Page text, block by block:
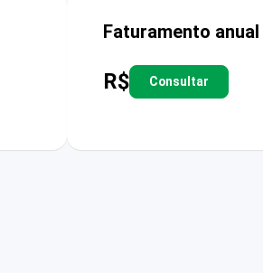
Faturamento anual
R$ Consultar